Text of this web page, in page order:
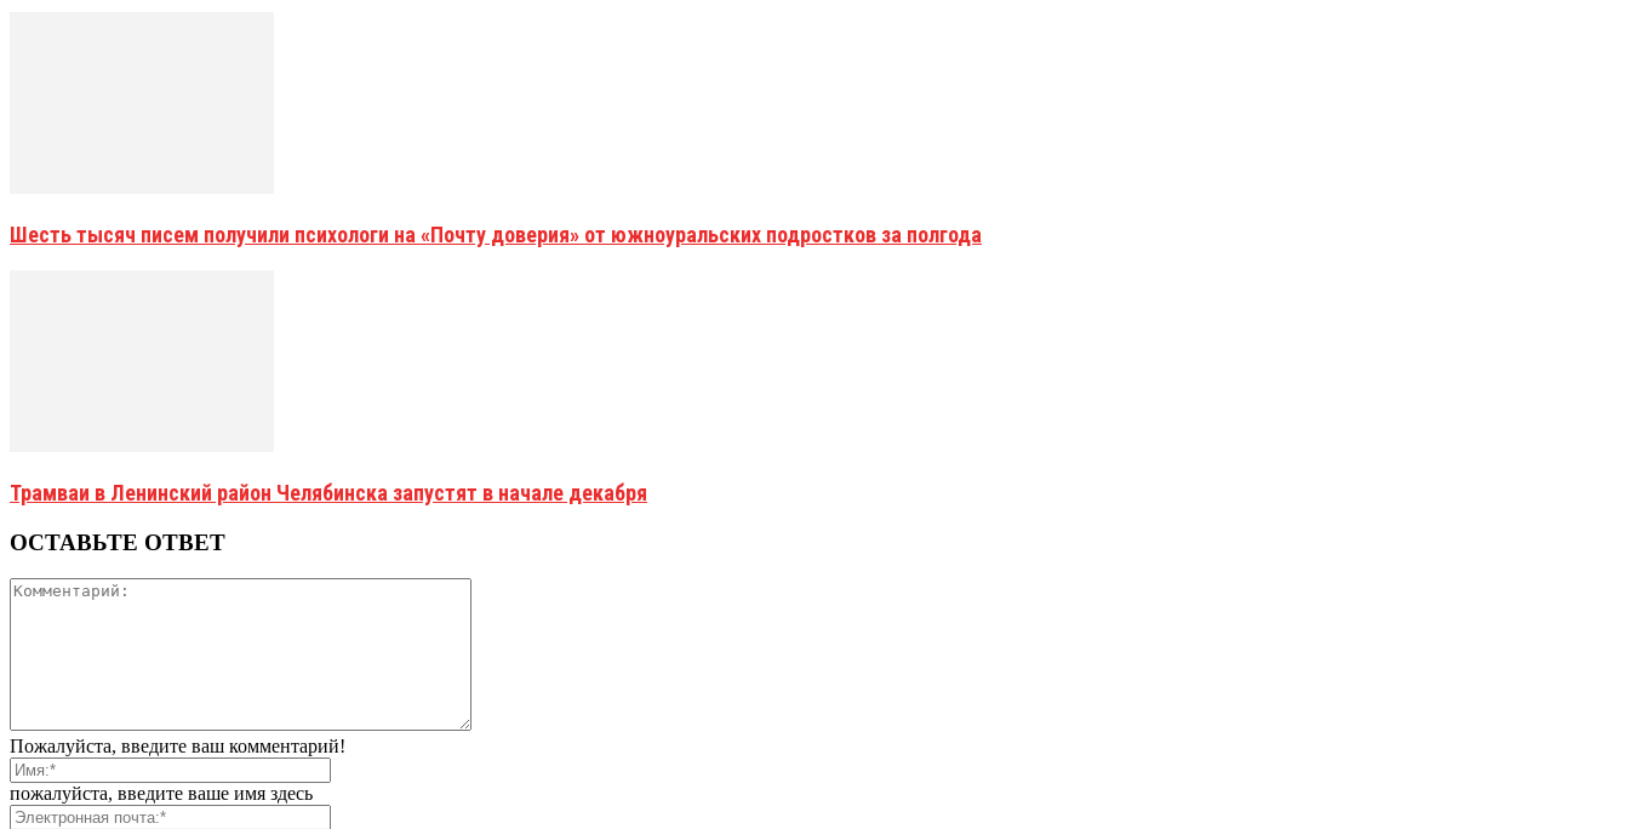
Шесть тысяч писем получили психологи на «Почту доверия» от южноуральских подростков за полгода
Трамваи в Ленинский район Челябинска запустят в начале декабря
ОСТАВЬТЕ ОТВЕТ
Пожалуйста, введите ваш комментарий!
пожалуйста, введите ваше имя здесь